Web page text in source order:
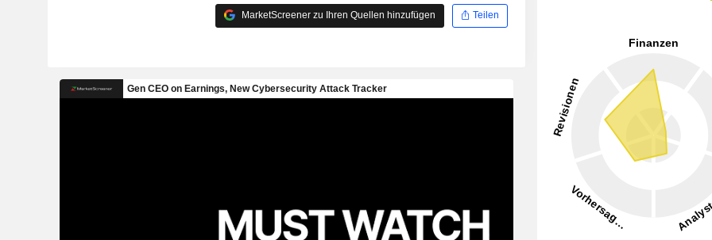
MarketScreener zu Ihren Quellen hinzufügen Teilen